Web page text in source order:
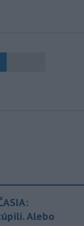
Alebo